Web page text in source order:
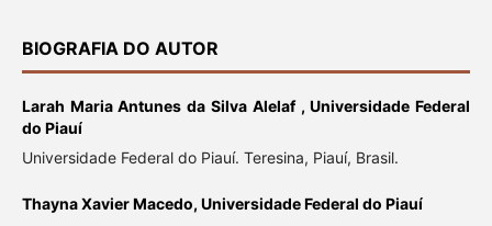
BIOGRAFIA DO AUTOR
Larah Maria Antunes da Silva Alelaf ,Universidade Federal
do Piauí
Universidade Federal do Piauí. Teresina, Piauí, Brasil.
Thayna Xavier Macedo, Universidade Federal do Piauí